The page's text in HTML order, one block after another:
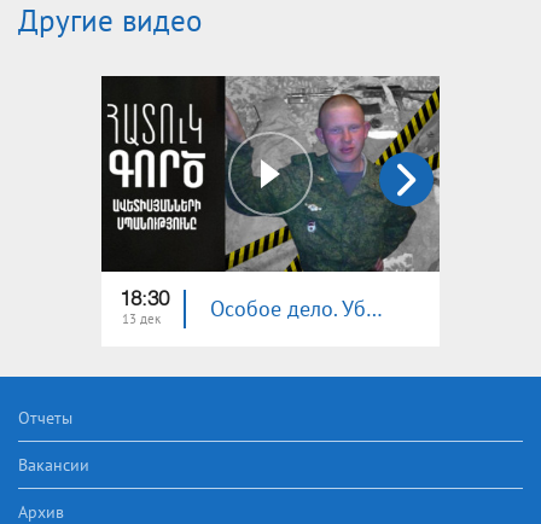
Другие видео
18:30
13 дек Особое дело. Убийство семьи Аветисян
Отчеты
Вакансии
Архив